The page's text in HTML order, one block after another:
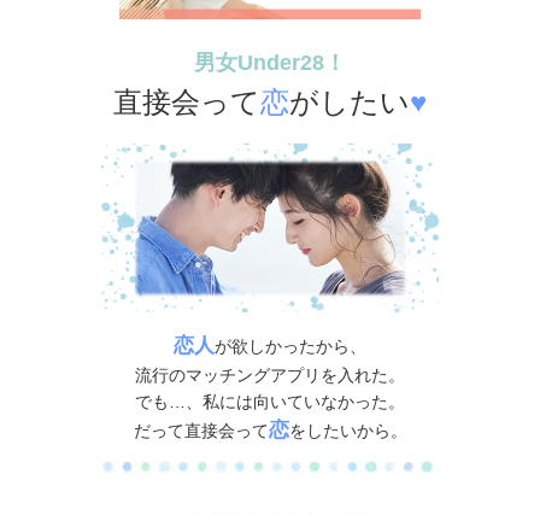
男女Under28！
直接会って恋が したい♥
恋人が欲しかったから、
流行のマッチングアプリを入れた。
でも…、私には向いていなかった。
だって直接会って恋をしたいから。